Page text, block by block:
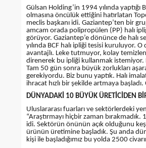
Gülsan Holding’in 1994 yılında yaptığı
olmasına öncülük ettiğini hatırlatan
meclis başkanı idi. Gaziantep’ten bir
amcam orada polipropülen (PP) halı
görüyor. Gaziantep’e dönünce de halı
yılında BCF halı ipliği tesisi kuruluyor.
avantajlı. Leke tutmuyor, kolay
direnerek bu ipliği kullanmak istemiyor.
Tam 50 gün sonra büyük zorlukları
gerekiyordu. Biz bunu yaptık. Halı
ihracat hızlı bir şekilde artmaya
DÜNYADAKİ 10 BÜYÜK ÜRETİCİDEN
Uluslararası fuarları ve sektörlerdeki
“Araştırmayı hiçbir zaman
idi. Sektörün önünün açık olduğunu
ürünün üretimine başladık. Şu anda
kişi ile başladığımız bu yolda 2500